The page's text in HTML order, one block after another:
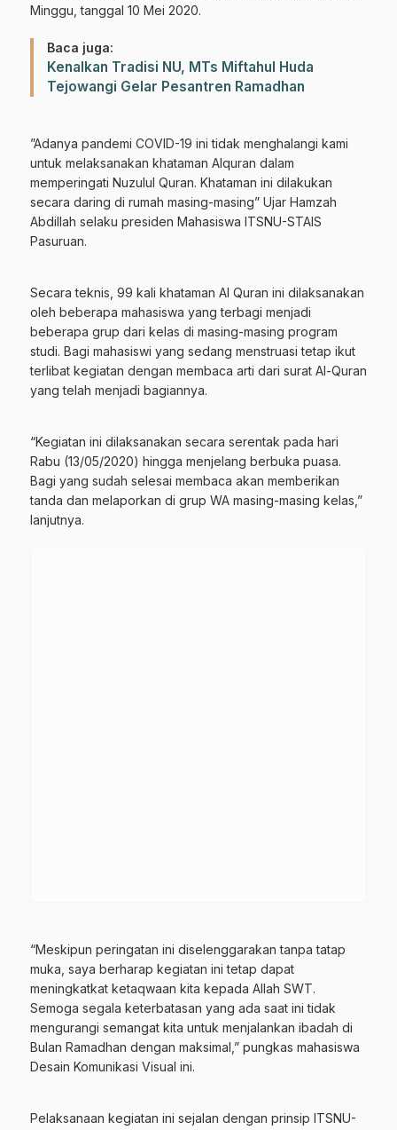
Minggu, tanggal 10 Mei 2020.
Baca juga:
Kenalkan Tradisi NU, MTs Miftahul Huda
Tejowangi Gelar Pesantren Ramadhan
”Adanya pandemi COVID-19 ini tidak menghalangi kami
untuk melaksanakan khataman Alquran dalam
memperingati Nuzulul Quran. Khataman ini dilakukan
secara daring di rumah masing-masing” Ujar Hamzah
Abdillah selaku presiden Mahasiswa ITSNU-STAIS
Pasuruan.
Secara teknis, 99 kali khataman Al Quran ini dilaksanakan
oleh beberapa mahasiswa yang terbagi menjadi
beberapa grup dari kelas di masing-masing program
studi. Bagi mahasiswi yang sedang menstruasi tetap ikut
terlibat kegiatan dengan membaca arti dari surat Al-Quran
yang telah menjadi bagiannya.
“Kegiatan ini dilaksanakan secara serentak pada hari
Rabu (13/05/2020) hingga menjelang berbuka puasa.
Bagi yang sudah selesai membaca akan memberikan
tanda dan melaporkan di grup WA masing-masing kelas,”
lanjutnya.
“Meskipun peringatan ini diselenggarakan tanpa tatap
muka, saya berharap kegiatan ini tetap dapat
meningkatkat ketaqwaan kita kepada Allah SWT.
Semoga segala keterbatasan yang ada saat ini tidak
mengurangi semangat kita untuk menjalankan ibadah di
Bulan Ramadhan dengan maksimal,” pungkas mahasiswa
Desain Komunikasi Visual ini.
Pelaksanaan kegiatan ini sejalan dengan prinsip ITSNU-